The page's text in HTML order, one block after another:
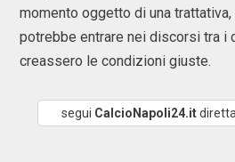
momento oggetto di una
potrebbe entrare nei discorsi tra i
creassero le condizioni giuste.
segui CalcioNapoli24.it